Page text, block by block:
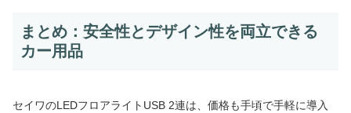
まとめ：安全性とデザイン性を両立できる
カー用品
セイワのLEDフロアライトUSB 2連は、価格も手頃で手軽に導入